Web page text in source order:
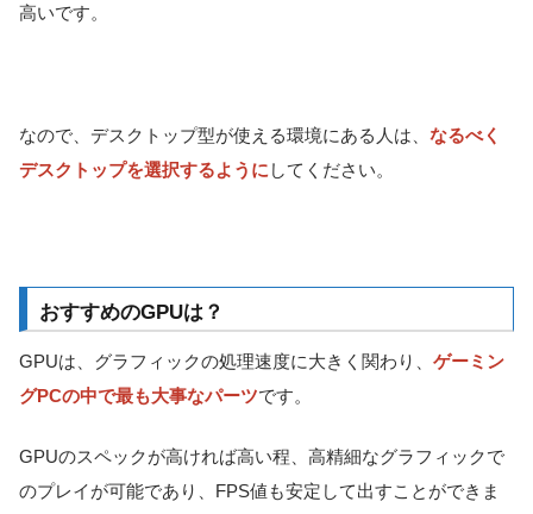
高いです。
なので、デスクトップ型が使える環境にある人は、 なるべく
デスクトップを選択するように してください。
おすすめのGPUは？
GPUは、グラフィックの処理速度に大きく関わり、 ゲーミン
グPCの中で最も大事なパーツです。
GPUのスペックが高ければ高い程、高精細なグラフィックで
のプレイが可能であり、FPS値も安定して出すことができま